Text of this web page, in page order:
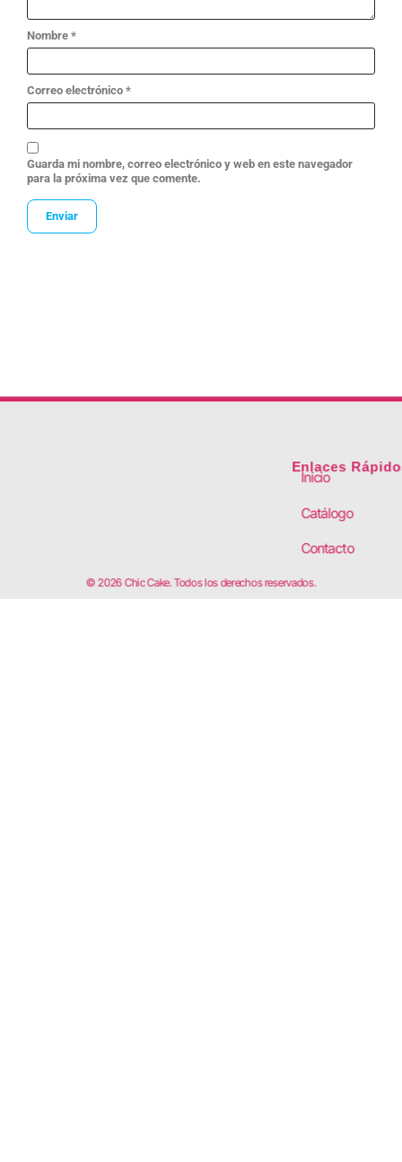
Nombre *
Correo electrónico *
Guarda mi nombre, correo electrónico y web en este navegador
para la próxima vez que comente.
Enlaces
Inicio
Catálogo
Contacto
© 2026 Chic Cake. Todos los derechos reservados.